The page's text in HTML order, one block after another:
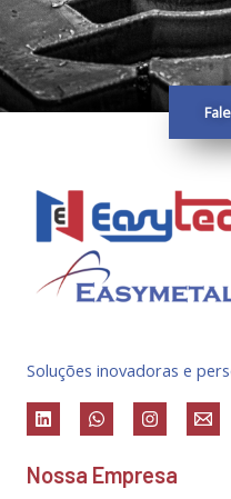
Soluções inovadoras e
Nossa Empresa